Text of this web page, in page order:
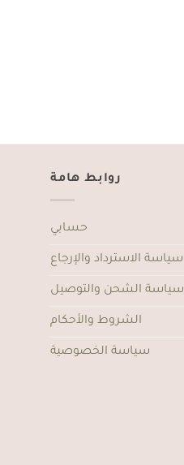
روابط هامة
حسابي
سياسة الاسترداد والإرجاع
سياسة الشحن والتوصيل
الشروط والأحكام
سياسة الخصوصية